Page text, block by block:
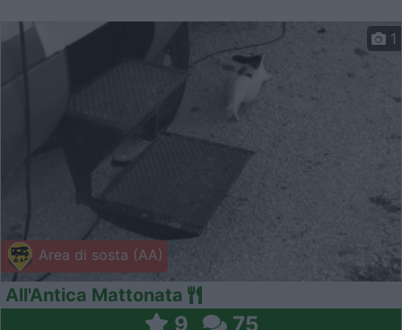
Area di sosta (AA)
1
All'Antica Mattonata
9 75